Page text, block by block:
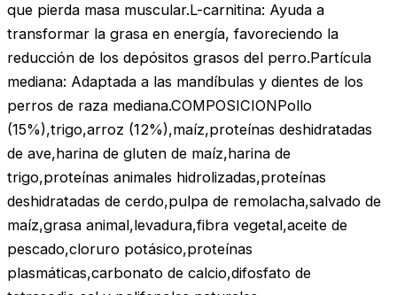
que pierda masa muscular.L-carnitina: Ayuda a
transformar la grasa en energía, favoreciendo la
reducción de los depósitos grasos del perro.Partícula
mediana: Adaptada a las mandíbulas y dientes de los
perros de raza mediana.COMPOSICIONPollo
(15%),trigo,arroz (12%),maíz,proteínas deshidratadas
de ave,harina de gluten de maíz,harina de
trigo,proteínas animales hidrolizadas,proteínas
deshidratadas de cerdo,pulpa de remolacha,salvado de
maíz,grasa animal,levadura,fibra vegetal,aceite de
pescado,cloruro potásico,proteínas
plasmáticas,carbonato de calcio,difosfato de